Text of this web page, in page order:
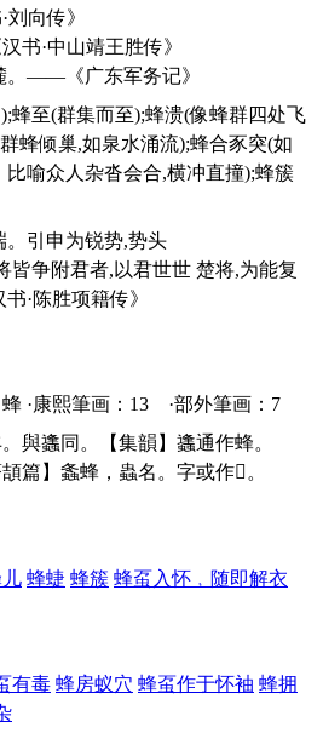
向传》
·中山靖王胜传》
。——《广东军务记》
蜂倾巢,如泉水涌流);蜂合豕突(如
喻众人杂沓会合,横冲直撞);蜂簇
。引申为锐势,势头
皆争附君者,以君世世 楚将,为能复
·陈胜项籍传》
】蜂 ·康熙筆画：13 ·部外筆画：7
篇】螽蜂，蟲名。字或作𧓶 。
蜂蜨 蜂簇 蜂虿入怀﹐随即解衣
有毒 蜂房蚁穴 蜂虿作于怀袖 蜂拥